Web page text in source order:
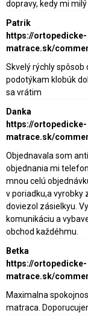
dopravy, kedy mi
Patrik
https://ortopedicke-
matrace.sk/
Skvelý rýchly
podotýkam klobúk
sa vrátim
Danka
https://ortopedicke-
matrace.sk/
Objednavala som
objednania mi
mnou celú
v poriadku,a vyrobky
doviezol zásielkyu.
komunikáciu a
obchod každéhmu.
Betka
https://ortopedicke-
matrace.sk/
Maximalna
matraca.